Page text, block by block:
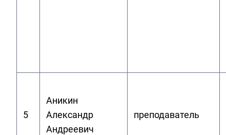
5
Аникин
Александр
Андреевич
преподаватель